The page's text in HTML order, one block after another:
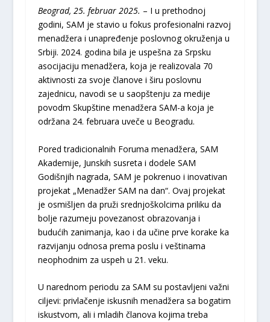
Beograd, 25. februar 2025. – I u prethodnoj
godini, SAM je stavio u fokus profesionalni razvoj
menadžera i unapređenje poslovnog okruženja u
Srbiji. 2024. godina bila je uspešna za Srpsku
asocijaciju menadžera, koja je realizovala 70
aktivnosti za svoje članove i širu poslovnu
zajednicu, navodi se u saopštenju za medije
povodm Skupštine menadžera SAM-a koja je
održana 24. februara uveče u Beogradu.
Pored tradicionalnih Foruma menadžera, SAM
Akademije, Junskih susreta i dodele SAM
Godišnjih nagrada, SAM je pokrenuo i inovativan
projekat „Menadžer SAM na dan“. Ovaj projekat
je osmišljen da pruži srednjoškolcima priliku da
bolje razumeju povezanost obrazovanja i
budućih zanimanja, kao i da učine prve korake ka
razvijanju odnosa prema poslu i veštinama
neophodnim za uspeh u 21. veku.
U narednom periodu za SAM su postavljeni važni
ciljevi: privlačenje iskusnih menadžera sa bogatim
iskustvom, ali i mladih članova kojima treba